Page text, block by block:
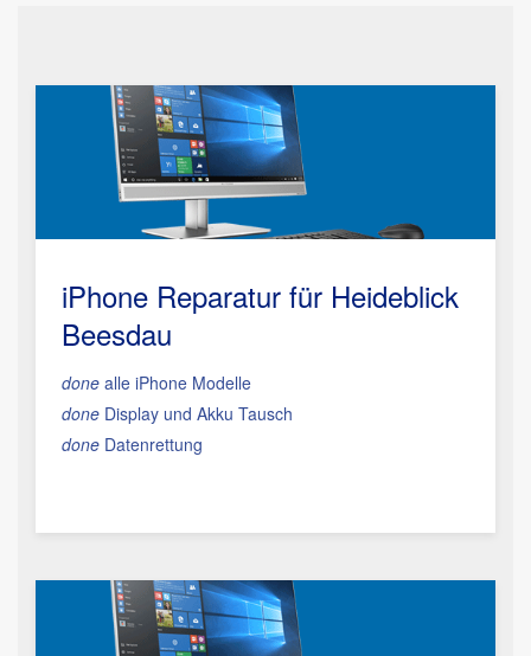
iPhone Reparatur für Heideblick
Beesdau
done alle iPhone Modelle
done Display und Akku Tausch
done Datenrettung